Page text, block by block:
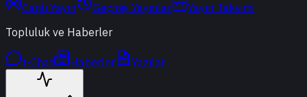
Canlı Yayın Geçmiş Yayınlar
Yayın Takvimi
Topluluk ve Haberler
t-Chat Haberler Yazılar